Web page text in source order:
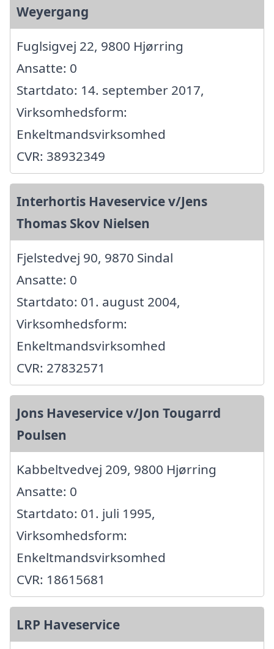
Weyergang
Fuglsigvej 22, 9800 Hjørring
Ansatte: 0
Startdato: 14. september 2017,
Virksomhedsform:
Enkeltmandsvirksomhed
CVR: 38932349
Interhortis Haveservice v/Jens
Thomas Skov Nielsen
Fjelstedvej 90, 9870 Sindal
Ansatte: 0
Startdato: 01. august 2004,
Virksomhedsform:
Enkeltmandsvirksomhed
CVR: 27832571
Jons Haveservice v/Jon Tougarrd
Poulsen
Kabbeltvedvej 209, 9800 Hjørring
Ansatte: 0
Startdato: 01. juli 1995,
Virksomhedsform:
Enkeltmandsvirksomhed
CVR: 18615681
LRP Haveservice